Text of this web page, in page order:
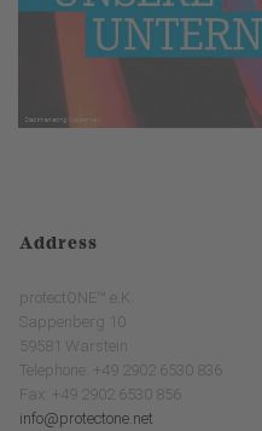
Address
protectONE™ e.K.
Sappenberg 10
59581 Warstein
Telephone: +49 2902 6530 836
Fax: +49 2902 6530 856
info@protectone.net